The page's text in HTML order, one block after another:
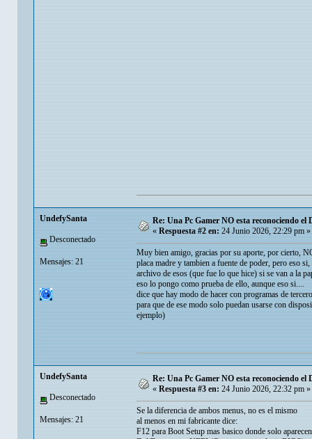
UndefySanta
Desconectado
Mensajes: 21
Re: Una Pc Gamer NO esta reconociendo
«Respuesta #2 en:24 Junio 2026, 22:29 pm »
Muy bien amigo, gracias por su aporte, por cierto,
placa madre y tambien a fuente de poder, pero eso
archivo de esos (que fue lo que hice) si se van a la
eso lo pongo como prueba de ello, aunque eso si....
dice que hay modo de hacer con programas de
para que de ese modo solo puedan usarse con
ejemplo)
UndefySanta
Desconectado
Mensajes: 21
Re: Una Pc Gamer NO esta reconociendo
« Respuesta #3 en: 24 Junio 2026, 22:32 pm »
Se la diferencia de ambos menus, no es el mismo
al menos en mi fabricante dice:
F12 para Boot Setup mas basico donde solo